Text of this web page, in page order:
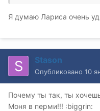
Я думаю Лариса очень
Stason
Опубликовано 10
Почему ты так, ты
Моня в перми!!! :biggrin: